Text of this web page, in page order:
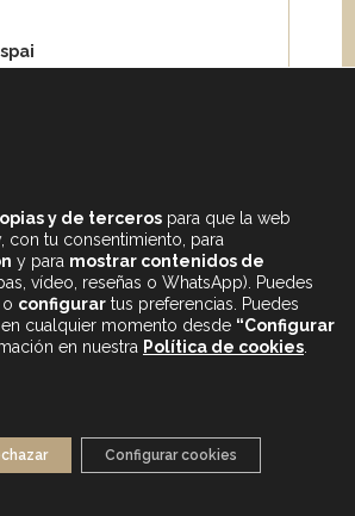
204
y de terceros para que la web
con tu consentimiento, para
y para mostrar contenidos de
vídeo, reseñas o WhatsApp). Puedes
o configurar tus preferencias. Puedes
cualquier momento desde “Configurar
en nuestra Política de cookies
Configurar cookies